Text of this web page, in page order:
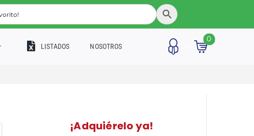
LISTADOS NOSOTROS
0
¡Adquiérelo ya!